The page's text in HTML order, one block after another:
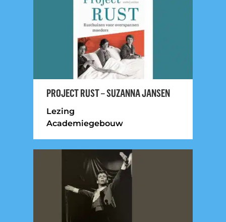
PROJECT RUST – SUZANNA JANSEN
Lezing
Academiegebouw